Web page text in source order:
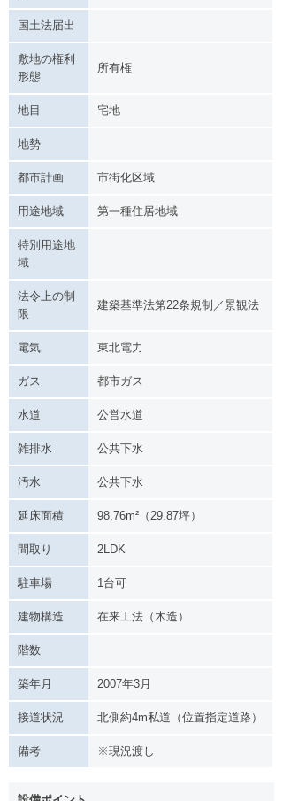
国土法届出
敷地の権利
形態
所有権
地目 宅地
地勢
都市計画 市街化区域
用途地域 第一種住居地域
特別用途地
域
法令上の制
限
建築基準法第22条規制／景観法
電気 東北電力
ガス 都市ガス
水道 公営水道
雑排水 公共下水
汚水 公共下水
延床面積 98.76m²（29.87坪）
間取り 2LDK
駐車場 1台可
建物構造 在来工法（木造）
階数
築年月 2007年3月
接道状況 北側約4m私道（位置指定道路）
備考 ※現況渡し